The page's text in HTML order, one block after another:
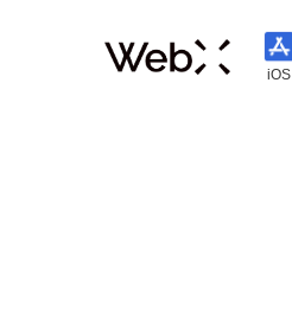
iOS